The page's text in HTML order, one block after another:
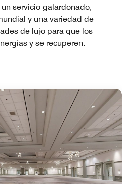
servicio galardonado,
y una variedad de
de lujo para que los
y se recuperen.